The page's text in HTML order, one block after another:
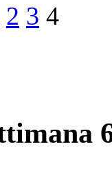
2 3 4